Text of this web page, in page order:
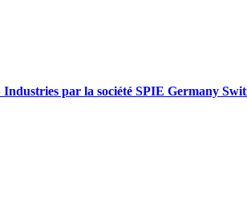
Industries par la société SPIE Germany